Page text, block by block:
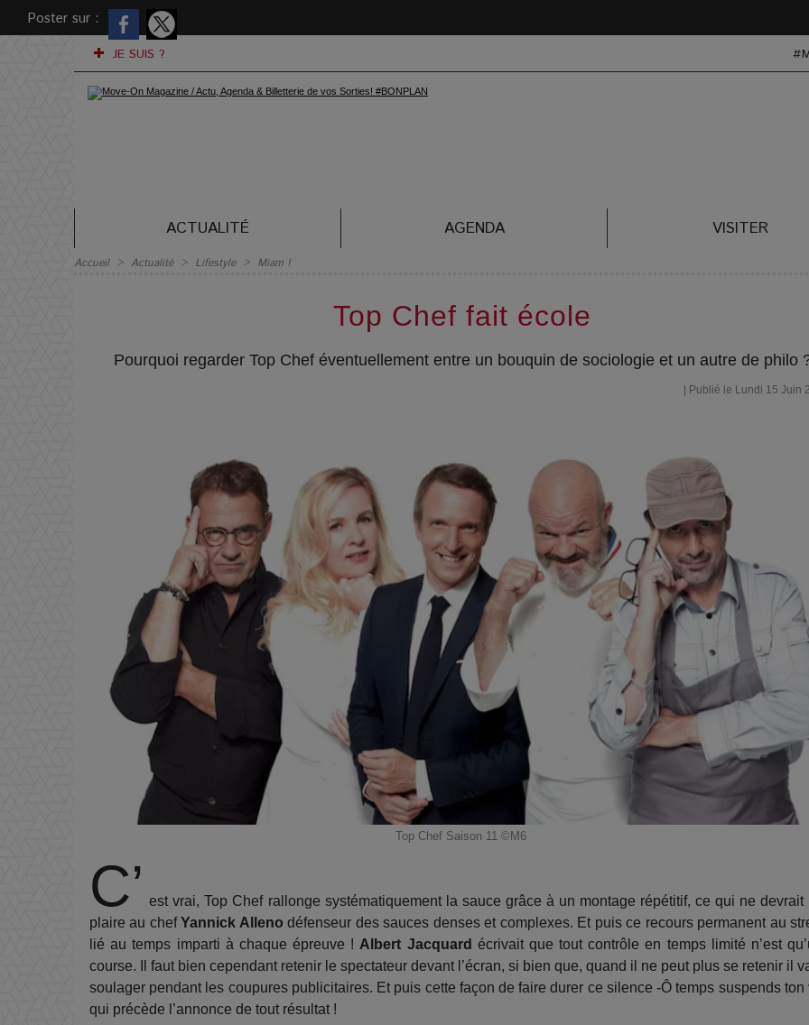
Poster sur :
JE SUIS ?
ACTUALITÉ AGENDA VISITER
Accueil > Actualité > Lifestyle > Miam !
Top Chef fait école
Pourquoi regarder Top Chef éventuellement entre un bouquin de sociologie et un autre de philo
| Publié le Lundi 15 Juin
Top Chef Saison 11 ©M6
C’ est vrai, Top Chef rallonge systématiquement la sauce grâce à un montage répétitif, ce qui ne devrait
plaire au chefYannick Alleno défenseur des sauces denses et complexes. Et puis ce recours permanent au
lié au temps imparti à chaque épreuve !Albert Jacquard écrivait que tout contrôle en temps limité n’est
course. Il faut bien cependant retenir le spectateur devant l’écran, si bien que, quand il ne peut plus se retenir il
soulager pendant les coupures publicitaires. Et puis cette façon de faire durer ce silence -Ô temps suspends ton
qui précède l’annonce de tout résultat !